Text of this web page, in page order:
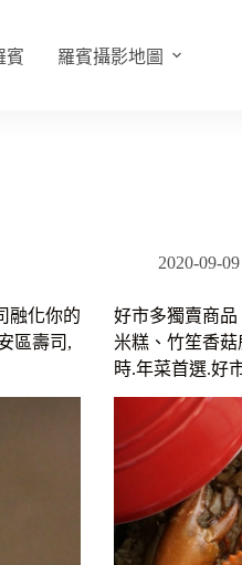
賓 羅賓攝影地圖
融化你的
區壽司,
2020-09-09
好市多獨賣商
米糕、竹笙香
時.年菜首選.好